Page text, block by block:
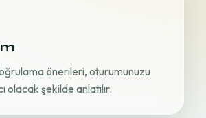
önerileri, oturumunuzu
olacak şekilde anlatılır.